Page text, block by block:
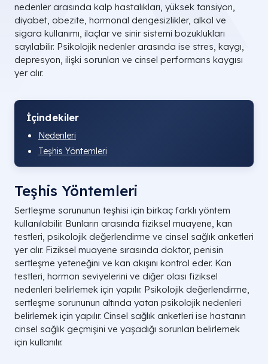
nedenler arasında kalp hastalıkları, yüksek tansiyon,
diyabet, obezite, hormonal dengesizlikler, alkol ve
sigara kullanımı, ilaçlar ve sinir sistemi bozuklukları
sayılabilir. Psikolojik nedenler arasında ise stres, kaygı,
depresyon, ilişki sorunları ve cinsel performans kaygısı
yer alır.
İçindekiler
Nedenleri
Teşhis Yöntemleri
Teşhis Yöntemleri
Sertleşme sorununun teşhisi için birkaç farklı yöntem
kullanılabilir. Bunların arasında fiziksel muayene, kan
testleri, psikolojik değerlendirme ve cinsel sağlık anketleri
yer alır. Fiziksel muayene sırasında doktor, penisin
sertleşme yeteneğini ve kan akışını kontrol eder. Kan
testleri, hormon seviyelerini ve diğer olası fiziksel
nedenleri belirlemek için yapılır. Psikolojik değerlendirme,
sertleşme sorununun altında yatan psikolojik nedenleri
belirlemek için yapılır. Cinsel sağlık anketleri ise hastanın
cinsel sağlık geçmişini ve yaşadığı sorunları belirlemek
için kullanılır.